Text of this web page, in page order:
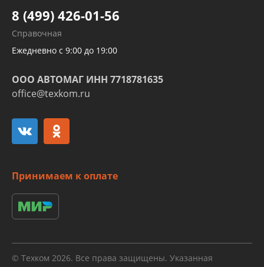
Развертка пайка медных стальных
алюминиевых трубок и штуцеров
8 (499) 426-01-56
Справочная
Ежедневно с 9:00 до 19:00
ООО АВТОМАГ ИНН 7718781635
office@texkom.ru
Принимаем к оплате
© Техком 2026. Все права защищены. Указанная